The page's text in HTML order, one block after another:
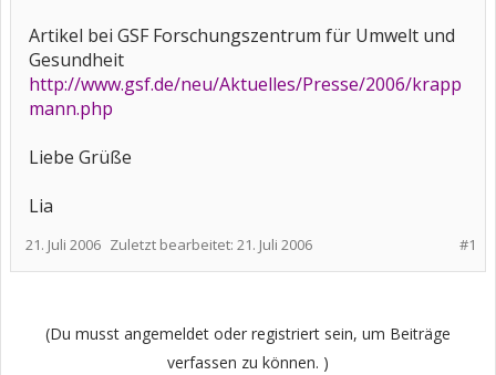
Artikel bei GSF Forschungszentrum für Umwelt und
Gesundheit
http://www.gsf.de/neu/Aktuelles/Presse/2006/krapp
mann.php
Liebe Grüße
Lia
#1
21. Juli 2006 Zuletzt bearbeitet: 21. Juli 2006
(Du musst angemeldet oder registriert sein, um Beiträge
verfassen zu können. )